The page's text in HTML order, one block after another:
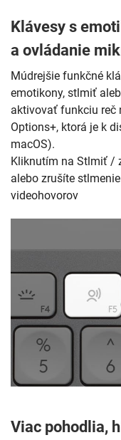
Klávesy s
a ovládanie
Múdrejšie funkčné
emotikony, stlmiť
aktivovať funkciu reč
Options+, ktorá je k
macOS).
Kliknutím na Stlmiť /
alebo zrušíte
videohovorov
Viac pohodlia,